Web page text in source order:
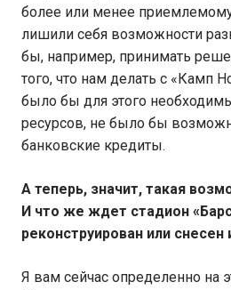
более или менее
лишили себя возможности
бы, например, принимать
того, что нам делать с «Камп
было бы для этого
ресурсов, не было бы
банковские кредиты.
А теперь, значит, такая
И что же ждет стадион
реконструирован или снесен
Я вам сейчас определенно на